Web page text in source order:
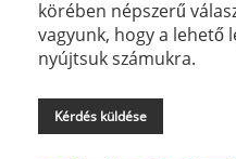
körében népszerű
vagyunk, hogy a lehető
nyújtsuk számukra.
Kérdés küldése